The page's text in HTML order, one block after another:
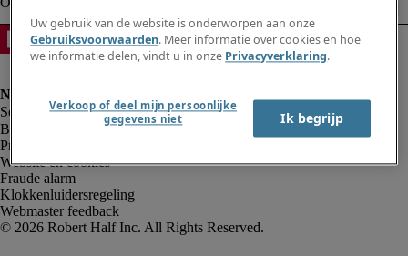
Bedrijfsinformatie
Privacyverklaring
Website en cookies
Fraude alarm
Klokkenluidersregeling
Webmaster feedback
Uw gebruik van de website is onderworpen aan onze
Gebruiksvoorwaarden. Meer informatie over cookies en hoe
we informatie delen, vindt u in onze Privacyverklaring.
Verkoop of deel mijn persoonlijke
gegevens niet
Ik begrijp